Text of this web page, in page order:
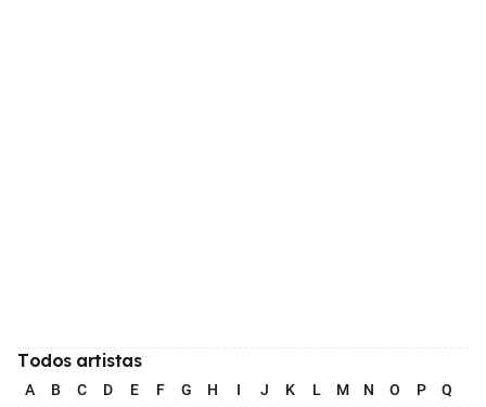
Todos artistas
A B C D E F G H I J K L M N O P Q